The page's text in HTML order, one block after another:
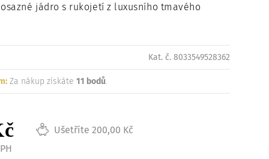
jádro s rukojetí z luxusního tmavého
Kat. č. 8033549528362
Za nákup získáte11 bodů.
Ušetříte 200,00 Kč